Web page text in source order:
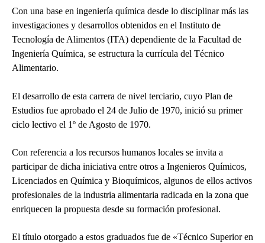
Con una base en ingeniería química desde lo disciplinar más las
investigaciones y desarrollos obtenidos en el Instituto de
Tecnología de Alimentos (ITA) dependiente de la Facultad de
Ingeniería Química, se estructura la currícula del Técnico
Alimentario.
El desarrollo de esta carrera de nivel terciario, cuyo Plan de
Estudios fue aprobado el 24 de Julio de 1970, inició su primer
ciclo lectivo el 1º de Agosto de 1970.
Con referencia a los recursos humanos locales se invita a
participar de dicha iniciativa entre otros a Ingenieros Químicos,
Licenciados en Química y Bioquímicos, algunos de ellos activos
profesionales de la industria alimentaria radicada en la zona que
enriquecen la propuesta desde su formación profesional.
El título otorgado a estos graduados fue de «Técnico Superior en